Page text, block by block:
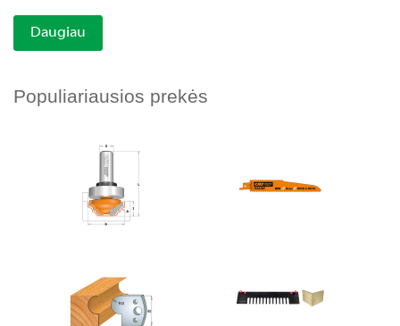
Daugiau
Populiariausios prekės